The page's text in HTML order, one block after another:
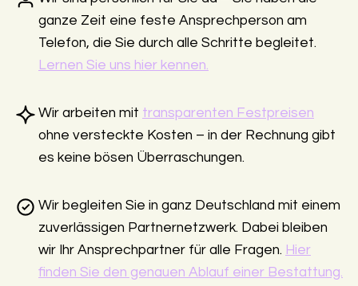
ganze Zeit eine feste Ansprechperson am
Telefon, die Sie durch alle Schritte begleitet.
Lernen Sie uns hier kennen.
Wir arbeiten mit transparenten Festpreisen
ohne versteckte Kosten – in der Rechnung gibt
es keine bösen Überraschungen.
Wir begleiten Sie in ganz Deutschland mit einem
zuverlässigen Partnernetzwerk. Dabei bleiben
wir Ihr Ansprechpartner für alle Fragen. Hier
finden Sie den genauen Ablauf einer Bestattung.